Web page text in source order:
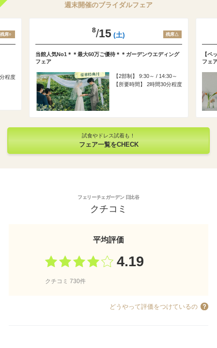
週末開催のブライダルフェア
残席○
程度
8/15 (土) 残席△
当館人気No1＊＊最大60万ご優待＊＊ガーデンウエディング
フェア
2部制
9:30～ / 14:30～
所要時間
2時間30分程度
【ペ
フェ
試食やドレス試着も！
フェア一覧をCHECK
フェリーチェガーデン 日比谷
クチコミ
平均評価
4.19
クチコミ 730件
どうやって評価をつけているの